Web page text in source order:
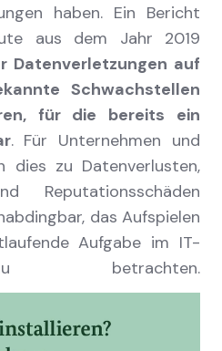
haben. Ein Bericht
aus dem Jahr 2019
Datenverletzungen auf
Schwachstellen
für die bereits ein
. Für Unternehmen und
dies zu Datenverlusten,
Reputationsschäden
das Aufspielen
Aufgabe im IT-
betrachten.